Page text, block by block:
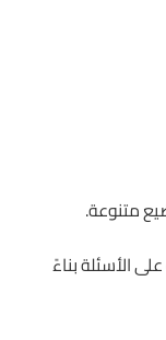
متنوعة.
الأسئلة بناءً